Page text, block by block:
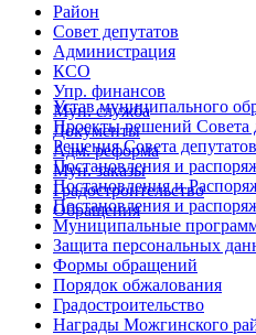
Район
Совет депутатов
Администрация
КСО
Упр. финансов
Мун. служба
Документы
Адм. реформа
Мун. заказы
Градостроительство
Обращения
Устав муниципального
Проекты решений Совета
Решения Совета депутатов
Постановления и
Постановления и
Постановления и
Муниципальные
Защита персональных
Формы обращений
Порядок обжалования
Градостроительство
Награды Можгинского